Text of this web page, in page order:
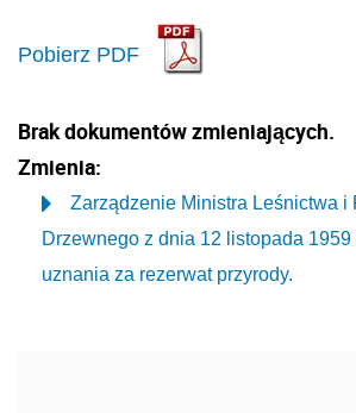
Pobierz PDF
Brak dokumentów zmieniających.
Zmienia:
Zarządzenie Ministra Leśnictwa i
Drzewnego z dnia 12 listopada 1959
uznania za rezerwat przyrody.